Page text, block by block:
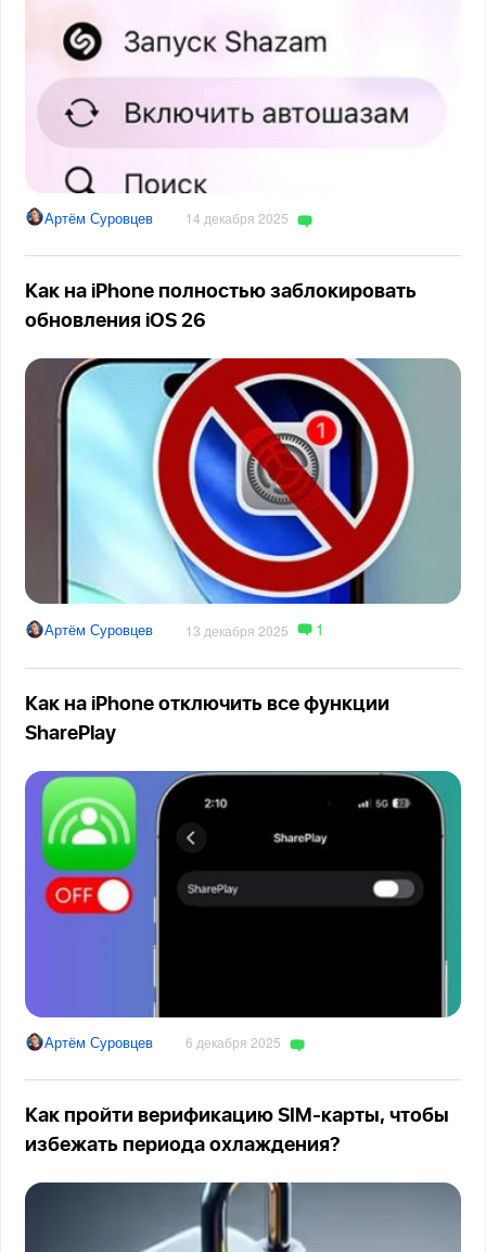
Артём Суровцев 14 декабря 2025
Как на iPhone полностью заблокировать
обновления iOS 26
Артём Суровцев 13 декабря 2025 1
Как на iPhone отключить все функции
SharePlay
Артём Суровцев 6 декабря 2025
Как пройти верификацию SIM-карты, чтобы
избежать периода охлаждения?